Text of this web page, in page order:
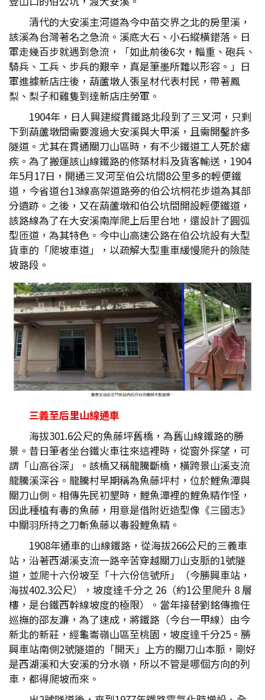
清代的大安溪主河道為今中苗交界之北的房里溪，
該溪為台灣著名之急流。溪底大石、小石縱橫錯落。日
軍走幾百步就遇到急流，「如此前後6次，輜重、砲兵、
騎兵、工兵、步兵的艱辛，真是筆墨所難以形容。」日
軍進據新店庄後，葫蘆墩人張呈材代表村民，帶著鳳
梨、梨子和雞隻到達新店庄勞軍。
1904年，日人興建縱貫鐵路北段到了三叉河，只剩
下到葫蘆墩間需要渡過大安溪與大甲溪，且需開鑿許多
隧道。尤其在貫通關刀山區時，有不少鐵道工人死於瘧
疾。為了搬運該山線鐵路的修築材料及貨客輸送，1904
年5月17日，開通三叉河至伯公坑間8公里多的輕便鐵
道，今省道台13線高架道路旁的伯公坑桐花步道為其部
分遺跡。之後，又在葫蘆墩和伯公坑間開設輕便鐵道，
該路線為了在大安溪南岸爬上后里台地，還設計了圓弧
型匝道，為其特色。今中山高速公路在伯公坑設有大型
貨車的「爬坡車道」，以疏解大型重車緩慢爬升的險陡
坡路段。
三義至后里山線通車
海拔301.6公尺的魚藤坪舊橋，為舊山線鐵路的勝
景。昔日筆者坐台鐵火車往來這裡時，從窗外探望，可
謂「山高谷深」。該橋又稱龍騰斷橋，橫跨景山溪支流
龍騰溪深谷。龍騰村早期稱為魚藤坪村，位於鯉魚潭與
關刀山側。相傳先民初墾時，鯉魚潭裡的鯉魚精作怪，
因此種植有毒的魚藤，用意是借附近造型像《三國志》
中關羽所持之刀斬魚藤以毒殺鯉魚精。
1908年通車的山線鐵路，從海拔266公尺的三義車
站，沿著西湖溪支流一路辛苦穿越關刀山支脈的1號隧
道，並爬十六份坡至「十六份信號所」（今勝興車站，
海拔402.3公尺），坡度達千分之 26（約1公里爬升 8 層
樓，是台鐵西幹線坡度的極限）。當年接替劉銘傳擔任
巡撫的邵友濂，為了速成，將鐵路（今台一甲線）由今
新北的新莊，經龜崙嶺山區至桃園，坡度達千分25。勝
興車站南側2號隧道的「開天」上方的關刀山本脈，剛好
是西湖溪和大安溪的分水嶺，所以不管是哪個方向的列
車，都得爬坡而來。